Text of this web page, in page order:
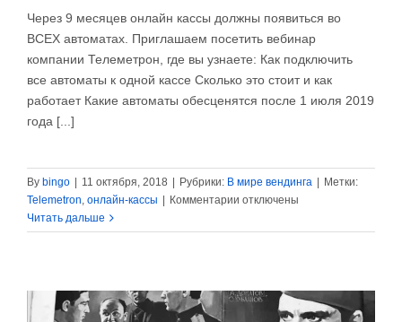
Через 9 месяцев онлайн кассы должны появиться во
ВСЕХ автоматах. Приглашаем посетить вебинар
компании Телеметрон, где вы узнаете: Как подключить
все автоматы к одной кассе Сколько это стоит и как
работает Какие автоматы обесценятся после 1 июля 2019
года [...]
By bingo 11 октября, 2018 Рубрики: В мире вендинга
Метки:
Telemetron, онлайн-кассы Комментарии к
Вендинг
Сейчас
отключены
Читать дальше